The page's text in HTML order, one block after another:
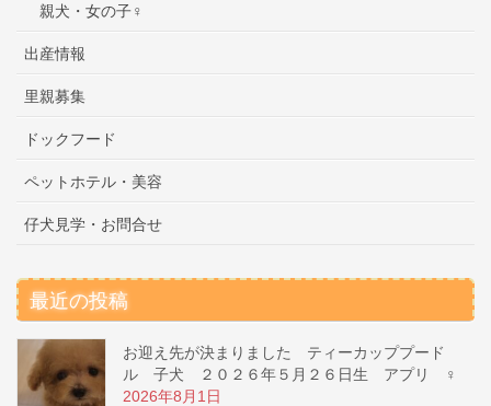
親犬・女の子♀
出産情報
里親募集
ドックフード
ペットホテル・美容
仔犬見学・お問合せ
最近の投稿
お迎え先が決まりました ティーカッププード
ル 子犬 ２０２６年５月２６日生 アプリ ♀
2026年8月1日